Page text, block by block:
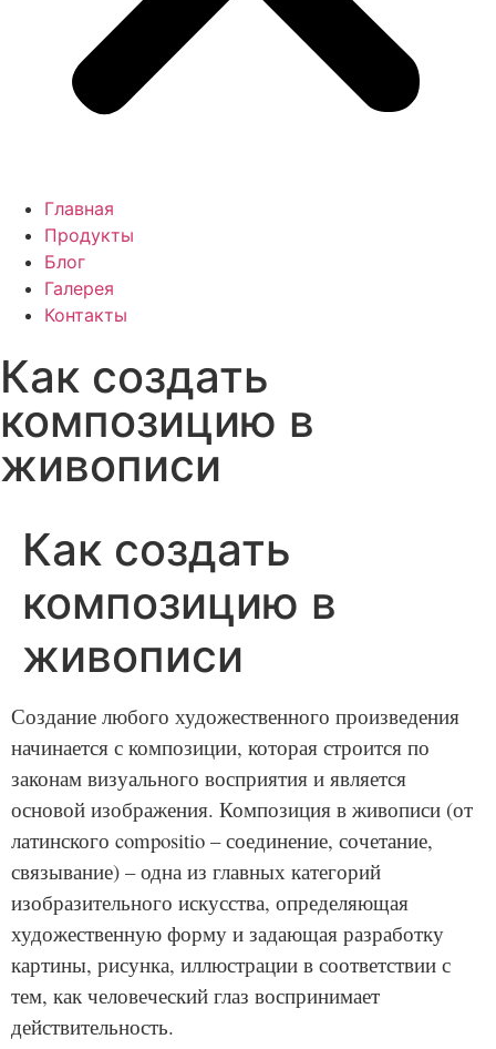
Главная
Продукты
Блог
Галерея
Контакты
Как создать
композицию в
живописи
Как создать
композицию в
живописи
Создание любого художественного произведения
начинается с композиции, которая строится по
законам визуального восприятия и является
основой изображения. Композиция в живописи (от
латинского compositio – соединение, сочетание,
связывание) – одна из главных категорий
изобразительного искусства, определяющая
художественную форму и задающая разработку
картины, рисунка, иллюстрации в соответствии с
тем, как человеческий глаз воспринимает
действительность.